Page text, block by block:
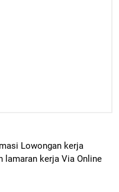
Lowongan kerja
lamaran kerja Via Online